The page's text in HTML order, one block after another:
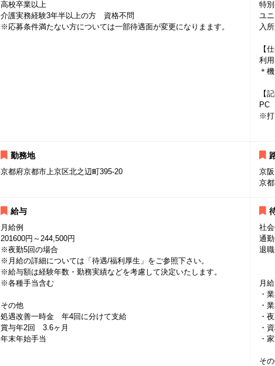
高校卒業以上
介護実務経験3年半以上の方 資格不問
※応募条件満たない方については一部待遇面が変更になりまます。
特
ユ
入
【
利
＊
【
PC
※打
勤務地
京都府京都市上京区北之辺町395-20
京
京
給与
月給例
201600円～244,500円
※夜勤5回の場合
※月給の詳細については「待遇/福利厚生」をご参照下さい。
※給与額は経験年数・勤務実績などを考慮して決定いたします。
※各種手当含む
その他
処遇改善一時金 年4回に分けて支給
賞与年2回 3.6ヶ月
年末年始手当
社
通
退
月
・
・
・
・
・
そ